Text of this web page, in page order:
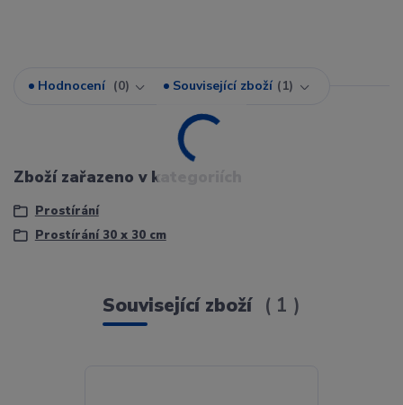
Hodnocení 0 Související zboží 1
Zboží zařazeno v kategoriích
Prostírání
Prostírání 30 x 30 cm
Související zboží 1